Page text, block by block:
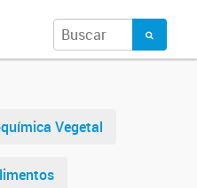
Vegetal